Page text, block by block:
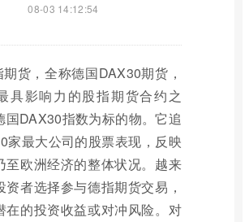
08-03 14:12:54
货，全称德国DAX30期货，
具影响力的股指期货合约之
国DAX30指数为标的物。它追
家最大公司的股票表现，反映
至欧洲经济的整体状况。越来
资者选择参与德指期货交易，
在的投资收益或对冲风险。对